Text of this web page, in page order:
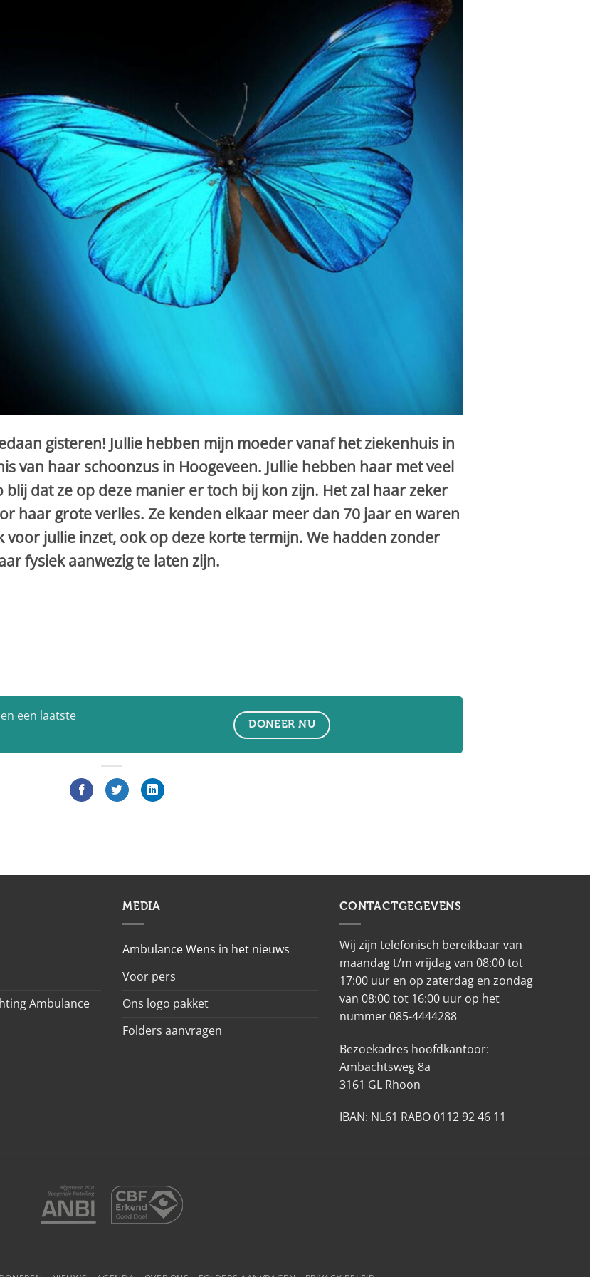
gisteren! Jullie hebben mijn moeder vanaf het ziekenhuis in
van haar schoonzus in Hoogeveen. Jullie hebben haar met veel
dat ze op deze manier er toch bij kon zijn. Het zal haar zeker
haar grote verlies. Ze kenden elkaar meer dan 70 jaar en waren
voor jullie inzet, ook op deze korte termijn. We hadden zonder
fysiek aanwezig te laten zijn.
een laatste
DONEER NU
Ambulance
MEDIA
Ambulance Wens in het nieuws
Voor pers
Ons logo pakket
Folders aanvragen
CONTACTGEGEVENS
Wij zijn telefonisch bereikbaar van
maandag t/m vrijdag van 08:00 tot
17:00 uur en op zaterdag en zondag
van 08:00 tot 16:00 uur op het
nummer 085-4444288
Bezoekadres hoofdkantoor:
Ambachtsweg 8a
3161 GL Rhoon
IBAN: NL61 RABO 0112 92 46 11